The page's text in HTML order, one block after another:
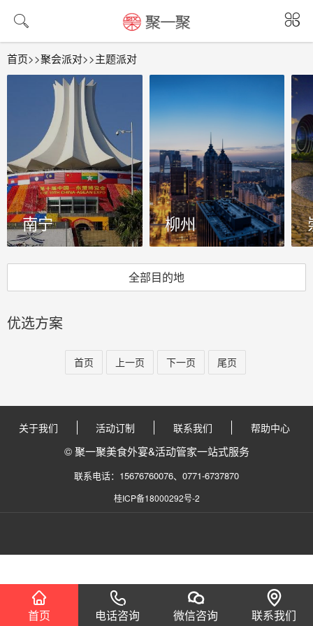
发现更好玩的世界，定制属于你的体验
首页>>聚会派对>>主题派对
南宁 柳州
全部目的地
优选方案
首页 上一页 下一页 尾页
关于我们 活动订制 联系我们 帮助中心
© 聚一聚美食外宴&活动管家一站式服务
联系电话：15676760076、0771-6737870
桂ICP备18000292号-2
首页 电话咨询 微信咨询 联系我们